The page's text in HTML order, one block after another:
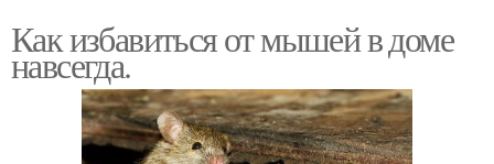
Как избавиться от мышей в доме
навсегда.